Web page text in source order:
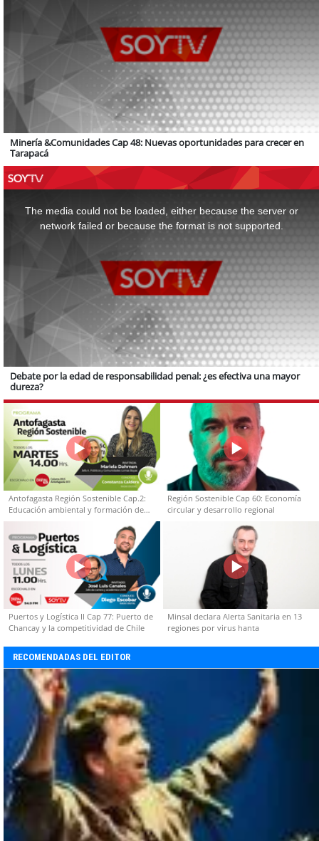
Minería &Comunidades Cap 48: Nuevas oportunidades para crecer en
Tarapacá
The media could not be loaded, either because the server or
network failed or because the format is not supported.
Debate por la edad de responsabilidad penal: ¿es efectiva una mayor
dureza?
Antofagasta Región Sostenible Cap.2:
Educación ambiental y formación de
capacidades técnicas
Región Sostenible Cap 60: Economía
circular y desarrollo regional
Puertos y Logística II Cap 77: Puerto de
Chancay y la competitividad de Chile
Minsal declara Alerta Sanitaria en 13
regiones por virus hanta
RECOMENDADAS DEL EDITOR